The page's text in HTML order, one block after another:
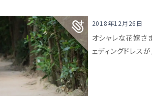
2018年12月26日
オシャレな花嫁さ
ェディングドレス